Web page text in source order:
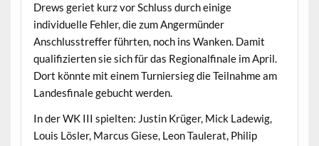
Drews geriet kurz vor Schluss durch einige
individuelle Fehler, die zum Angermünder
Anschlusstreffer führten, noch ins Wanken. Damit
qualifizierten sie sich für das Regionalfinale im April.
Dort könnte mit einem Turniersieg die Teilnahme am
Landesfinale gebucht werden.
In der WK III spielten: Justin Krüger, Mick Ladewig,
Louis Lösler, Marcus Giese, Leon Taulerat, Philip